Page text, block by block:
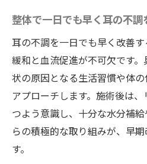
整体で一日でも早く耳の不
耳の不調を一日でも早く改善
緩和と血流促進が不可欠です
状の原因となる生活習慣や体
アプローチします。施術後は
つよう意識し、十分な水分補
らの積極的な取り組みが、早
す。